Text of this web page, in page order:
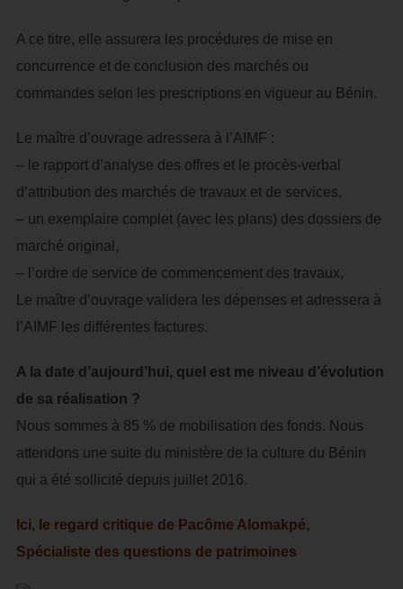
A ce titre, elle assurera les procédures de mise en
concurrence et de conclusion des marchés ou
commandes selon les prescriptions en vigueur au Bénin.
Le maître d’ouvrage adressera à l’AIMF :
– le rapport d’analyse des offres et le procès-verbal
d’attribution des marchés de travaux et de services,
– un exemplaire complet (avec les plans) des dossiers de
marché original,
– l’ordre de service de commencement des travaux,
Le maître d’ouvrage validera les dépenses et adressera à
l’AIMF les différentes factures.
A la date d’aujourd’hui, quel est me niveau d’évolution
de sa réalisation ?
Nous sommes à 85 % de mobilisation des fonds. Nous
attendons une suite du ministère de la culture du Bénin
qui a été sollicité depuis juillet 2016.
Ici, le regard critique de Pacôme Alomakpé,
Spécialiste des questions de patrimoines